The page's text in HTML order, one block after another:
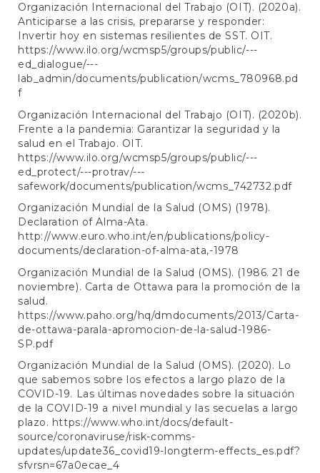
Organización Internacional del Trabajo (OIT). (2020a).
Anticiparse a las crisis, prepararse y responder:
Invertir hoy en sistemas resilientes de SST. OIT.
https://www.ilo.org/wcmsp5/groups/public/---
ed_dialogue/---
lab_admin/documents/publication/wcms_780968.pd
f
Organización Internacional del Trabajo (OIT). (2020b).
Frente a la pandemia: Garantizar la seguridad y la
salud en el Trabajo. OIT.
https://www.ilo.org/wcmsp5/groups/public/---
ed_protect/---protrav/---
safework/documents/publication/wcms_742732.pdf
Organización Mundial de la Salud (OMS) (1978).
Declaration of Alma-Ata.
http://www.euro.who.int/en/publications/policy-
documents/declaration-of-alma-ata,-1978
Organización Mundial de la Salud (OMS). (1986. 21 de
noviembre). Carta de Ottawa para la promoción de la
salud.
https://www.paho.org/hq/dmdocuments/2013/Carta-
de-ottawa-parala-apromocion-de-la-salud-1986-
SP.pdf
Organización Mundial de la Salud (OMS). (2020). Lo
que sabemos sobre los efectos a largo plazo de la
COVID-19. Las últimas novedades sobre la situación
de la COVID-19 a nivel mundial y las secuelas a largo
plazo. https://www.who.int/docs/default-
source/coronaviruse/risk-comms-
updates/update36_covid19-longterm-effects_es.pdf?
sfvrsn=67a0ecae_4